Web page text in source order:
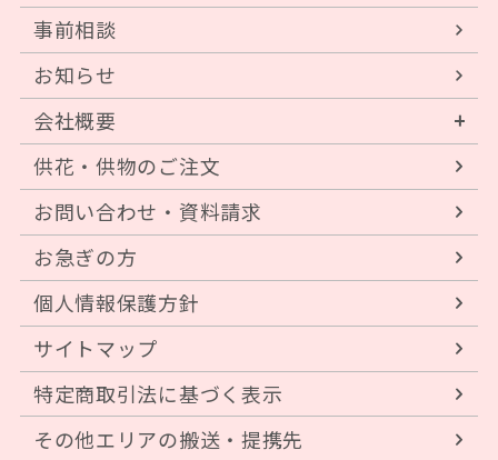
事前相談
お知らせ
会社概要
供花・供物のご注文
お問い合わせ・資料請求
お急ぎの方
個人情報保護方針
サイトマップ
特定商取引法に基づく表示
その他エリアの搬送・提携先